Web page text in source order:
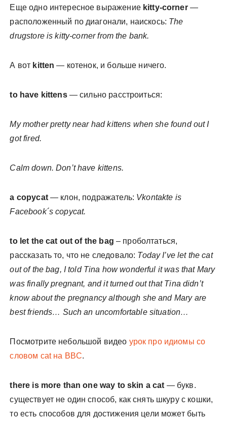
Еще одно интересное выражение kitty-corner—
расположенный по диагонали, наискось: The
drugstore is kitty-corner from the bank.
А вот kitten — котенок, и больше ничего.
to have kittens— сильно расстроиться:
My mother pretty near had kittens when she found out I
got fired.
Calm down. Don’t have kittens.
a copycat— клон, подражатель: Vkontakte is
Facebook´s copycat.
to let the cat out of the bag – проболтаться,
рассказать то, что не следовало: Today I’ve let the cat
out of the bag, I told Tina how wonderful it was that Mary
was finally pregnant, and it turned out that Tina didn’t
know about the pregnancy although she and Mary are
best friends… Such an uncomfortable situation…
Посмотрите небольшой видео урок про идиомы со
словом cat на BBC.
there is more than one way to skin a cat — букв.
существует не один способ, как снять шкуру с кошки,
то есть способов для достижения цели может быть